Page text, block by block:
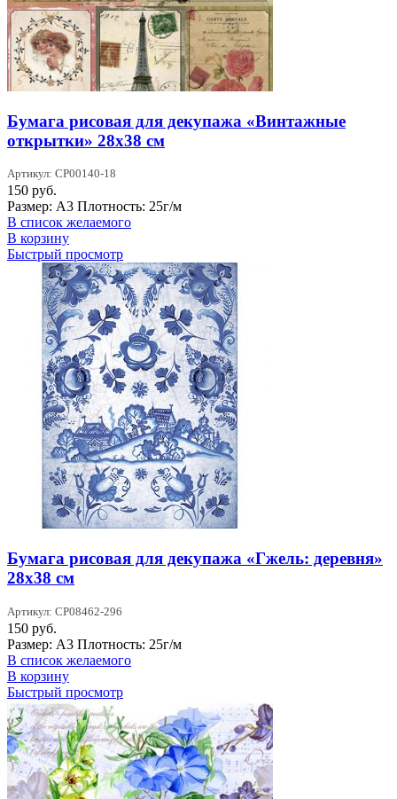
Бумага рисовая для декупажа «Винтажные
открытки» 28х38 см
Артикул: CP00140-18
150 руб.
Размер: А3 Плотность: 25г/м
В список желаемого
В корзину
Быстрый просмотр
Бумага рисовая для декупажа «Гжель: деревня»
28х38 см
Артикул: CP08462-296
150 руб.
Размер: А3 Плотность: 25г/м
В список желаемого
В корзину
Быстрый просмотр